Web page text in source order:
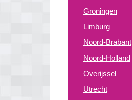
Groningen
Limburg
Noord-Brabant
Noord-Holland
Overijssel
Utrecht